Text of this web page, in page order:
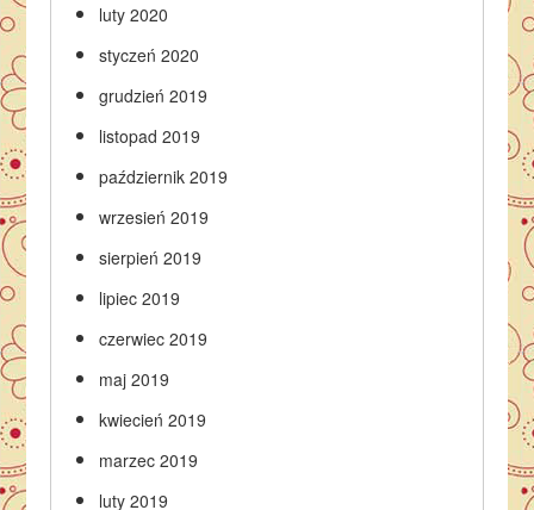
luty 2020
styczeń 2020
grudzień 2019
listopad 2019
październik 2019
wrzesień 2019
sierpień 2019
lipiec 2019
czerwiec 2019
maj 2019
kwiecień 2019
marzec 2019
luty 2019